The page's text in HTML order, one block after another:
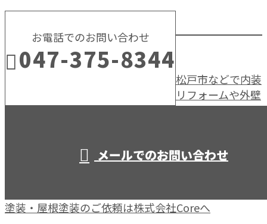
お電話でのお問い合わせ
047-375-8344
メールでのお問い合わせ
松戸市などで内装
リフォームや外壁
塗装・屋根塗装のご依頼は株式会社Coreへ